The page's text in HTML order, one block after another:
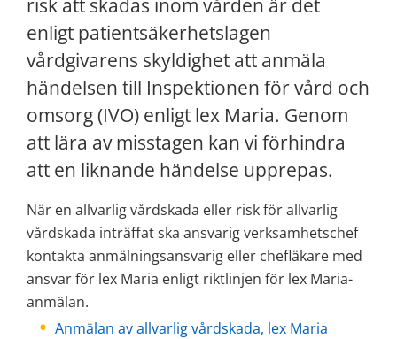
risk att skadas inom vården är det
enligt patientsäkerhetslagen
vårdgivarens skyldighet att anmäla
händelsen till Inspektionen för vård och
omsorg (IVO) enligt lex Maria. Genom
att lära av misstagen kan vi förhindra
att en liknande händelse upprepas.
När en allvarlig vårdskada eller risk för allvarlig
vårdskada inträffat ska ansvarig verksamhetschef
kontakta anmälningsansvarig eller chefläkare med
ansvar för lex Maria enligt riktlinjen för lex Maria-
anmälan.
Anmälan av allvarlig vårdskada, lex Maria